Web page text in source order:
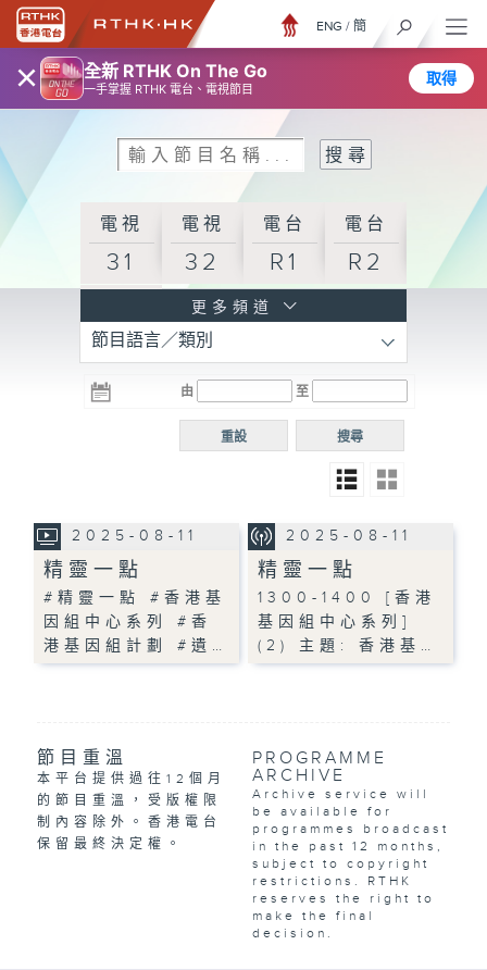
× 全新 RTHK On The Go
一手掌握 RTHK 電台、電視節目
取得
ENG / 簡
電視
31
電視
32
電台
R1
電台
R2
R3
電台 電台
R5
電台
普通
更多頻道
節目語言／類別
由 至
搜尋
重設
2025-08-11
精靈一點
#精靈一點 #香港基
因組中心系列 #香
港基因組計劃 #遺…
2025-08-11
精靈一點
1300-1400 [香港
基因組中心系列]
(2) 主題: 香港基…
節目重溫
本平台提供過往12個月
的節目重溫，受版權限
制內容除外。香港電台
保留最終決定權。
PROGRAMME
ARCHIVE
Archive service will
be available for
programmes broadcast
in the past 12 months,
subject to copyright
restrictions. RTHK
reserves the right to
make the final
decision.